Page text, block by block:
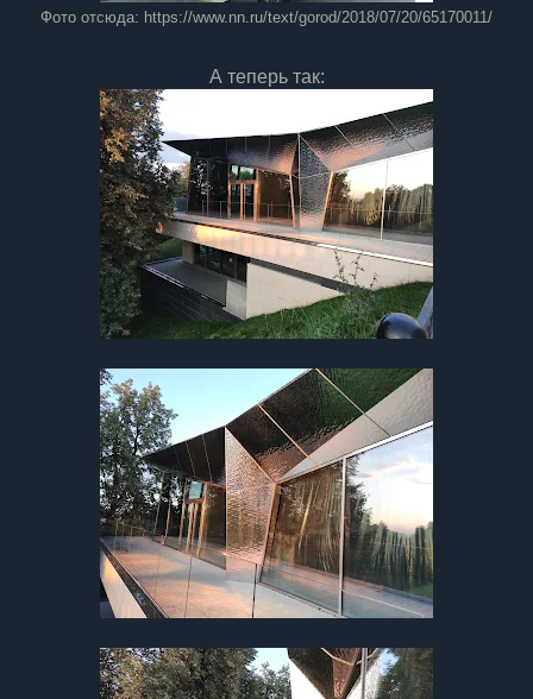
Фото отсюда: https://www.nn.ru/text/gorod/2018/07/20/65170011/
А теперь так: